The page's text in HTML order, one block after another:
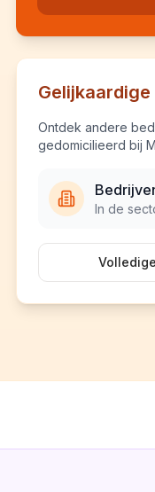
Ontdek andere
gedomicilieerd bij
In de